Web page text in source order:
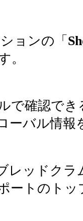
ョンの「
。
で確認でき
ーバル情報
レッドク
ートのト